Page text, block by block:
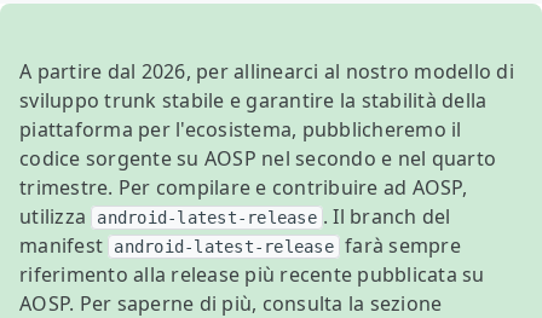
A partire dal 2026, per allinearci al nostro modello di
sviluppo trunk stabile e garantire la stabilità della
piattaforma per l'ecosistema, pubblicheremo il
codice sorgente su AOSP nel secondo e nel quarto
trimestre. Per compilare e contribuire ad AOSP,
utilizza
android-latest-release . Il branch del
manifest
android-latest-release farà sempre
riferimento alla release più recente pubblicata su
AOSP. Per saperne di più, consulta la sezione